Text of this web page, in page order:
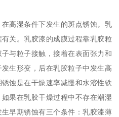
高湿条件下发生的斑点锈蚀。乳
关。乳胶漆的成膜过程靠乳胶粒
与粒子接触，接着在表面张力和
生形变，后在乳胶粒子中发生高
蚀是在干燥速率减慢和水溶性铁
果在乳胶干燥过程中不存在潮湿
早期锈蚀有三个条件：乳胶漆薄